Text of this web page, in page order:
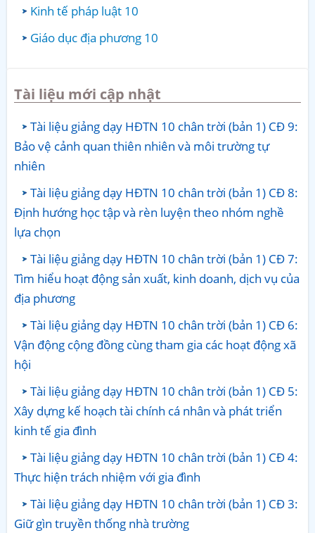
Kinh tế pháp luật 10
Giáo dục địa phương 10
Tài liệu mới cập nhật
Tài liệu giảng dạy HĐTN 10 chân trời (bản 1) CĐ 9:
Bảo vệ cảnh quan thiên nhiên và môi trường tự
nhiên
Tài liệu giảng dạy HĐTN 10 chân trời (bản 1) CĐ 8:
Định hướng học tập và rèn luyện theo nhóm nghề
lựa chọn
Tài liệu giảng dạy HĐTN 10 chân trời (bản 1) CĐ 7:
Tìm hiểu hoạt động sản xuất, kinh doanh, dịch vụ của
địa phương
Tài liệu giảng dạy HĐTN 10 chân trời (bản 1) CĐ 6:
Vận động cộng đồng cùng tham gia các hoạt động xã
hội
Tài liệu giảng dạy HĐTN 10 chân trời (bản 1) CĐ 5:
Xây dựng kế hoạch tài chính cá nhân và phát triển
kinh tế gia đình
Tài liệu giảng dạy HĐTN 10 chân trời (bản 1) CĐ 4:
Thực hiện trách nhiệm với gia đình
Tài liệu giảng dạy HĐTN 10 chân trời (bản 1) CĐ 3:
Giữ gìn truyền thống nhà trường